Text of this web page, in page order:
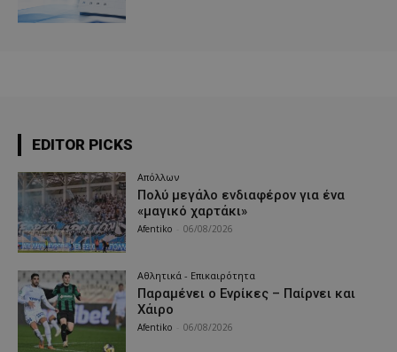
EDITOR PICKS
Απόλλων
Πολύ μεγάλο ενδιαφέρον για ένα
«μαγικό χαρτάκι»
Afentiko 06/08/2026
Αθλητικά - Επικαιρότητα
Παραμένει ο Ενρίκες – Παίρνει και
Χάιρο
Afentiko 06/08/2026